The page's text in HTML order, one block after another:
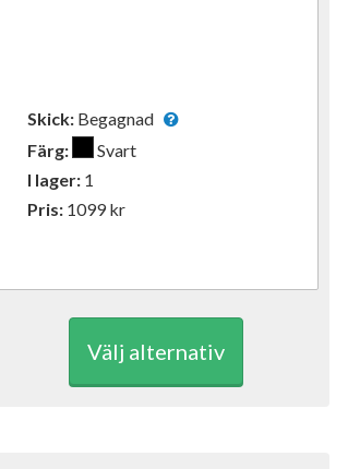
Skick: Begagnad
Färg:
Svart
I lager: 1
Pris: 1099kr
Välj alternativ